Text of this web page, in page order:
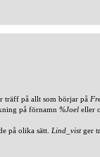
träff på allt som börjar på
på förnamn %Joel eller
på olika sätt. Lind_vistger